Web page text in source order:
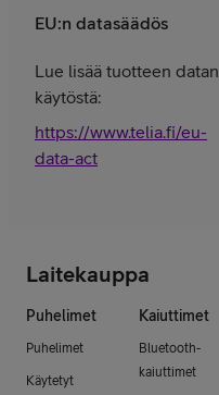
EU:n datasäädös
Lue lisää tuotteen datan
käytöstä:
https://www.telia.fi/eu-
data-act
Laitekauppa
Puhelimet
Puhelimet
Käytetyt
Kaiuttimet
Bluetooth-
kaiuttimet